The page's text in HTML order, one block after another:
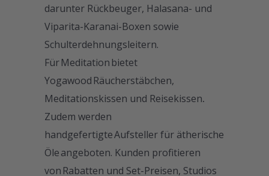
darunter Rückbeuger, Halasana- und
Viparita-Karanai-Boxen sowie
Schulterdehnungsleitern.
Für Meditation bietet
Yogawood Räucherstäbchen,
Meditationskissen und Reisekissen.
Zudem werden
handgefertigte Aufsteller für ätherische
Öle angeboten. Kunden profitieren
von Rabatten und Set-Preisen, Studios